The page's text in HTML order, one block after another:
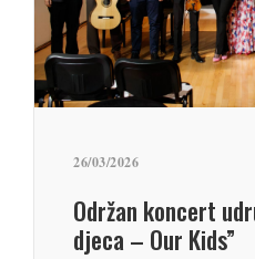
26/03/2026
Održan koncert
djeca – Our Kids”